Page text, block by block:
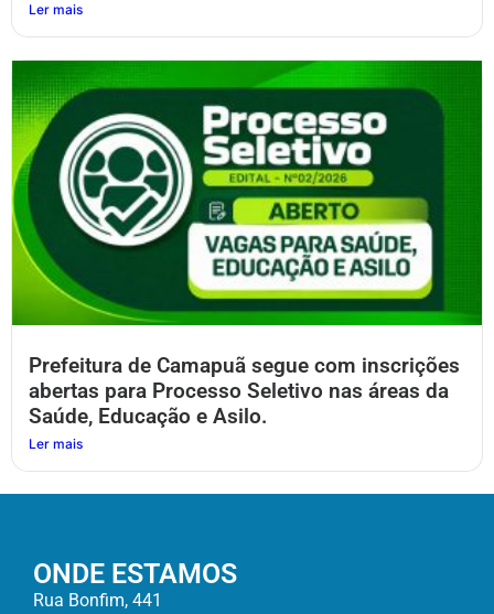
Ler mais
Prefeitura de Camapuã segue com inscrições
abertas para Processo Seletivo nas áreas da
Saúde, Educação e Asilo.
Ler mais
ONDE ESTAMOS
Rua Bonfim, 441